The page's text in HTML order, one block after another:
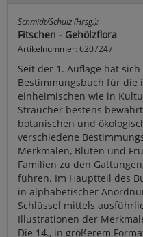
Schmidt/Schulz (Hrsg.):
Fitschen - Gehölzflora
Artikelnummer: 6207247
Seit der 1. Auflage hat
Bestimmungsbuch für die
einheimischen wie in
Sträucher bestens
botanischen und
verschiedene
Merkmalen, Blüten und
Familien zu den
führen. Im Hauptteil des
in alphabetischer
Schlüssel mittels
Illustrationen der
Die 14., in größerem